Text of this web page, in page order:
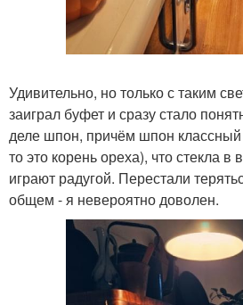
Удивительно, но только с таким
заиграл буфет и сразу стало
деле шпон, причём шпон
то это корень ореха), что стекла
играют радугой. Перестали
общем - я невероятно доволен.